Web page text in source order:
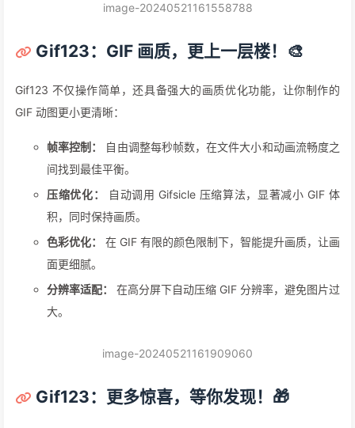
image-20240521161558788
Gif123：GIF 画质，更上一层楼！🎨
Gif123 不仅操作简单，还具备强大的画质优化功能，让你制作的
GIF 动图更小更清晰：
帧率控制：
自由调整每秒帧数，在文件大小和动画流畅度之
间找到最佳平衡。
压缩优化：
自动调用 Gifsicle 压缩算法，显著减小 GIF 体
积，同时保持画质。
色彩优化：
在 GIF 有限的颜色限制下，智能提升画质，让画
面更细腻。
分辨率适配：
在高分屏下自动压缩 GIF 分辨率，避免图片过
大。
image-20240521161909060
Gif123：更多惊喜，等你发现！🎁